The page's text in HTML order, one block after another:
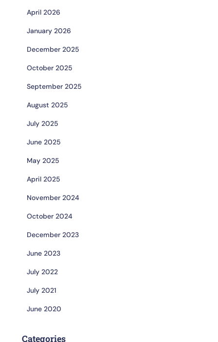
April 2026
January 2026
December 2025
October 2025
September 2025
August 2025
July 2025
June 2025
May 2025
April 2025
November 2024
October 2024
December 2023
June 2023
July 2022
July 2021
June 2020
Categories